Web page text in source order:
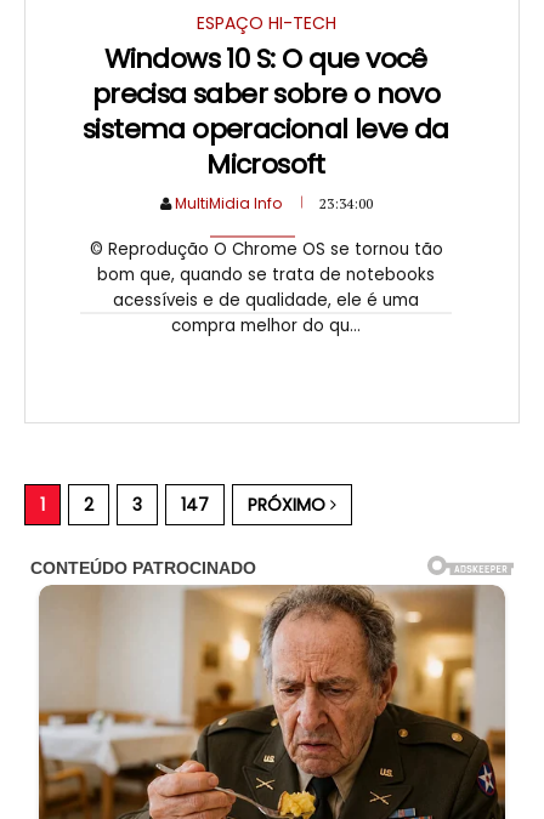
ESPAÇO HI-TECH
Windows 10 S: O que você
precisa saber sobre o novo
sistema operacional leve da
Microsoft
MultiMidia Info 23:34:00
© Reprodução O Chrome OS se tornou tão
bom que, quando se trata de notebooks
acessíveis e de qualidade, ele é uma
compra melhor do qu...
1 2 3 147 PRÓXIMO